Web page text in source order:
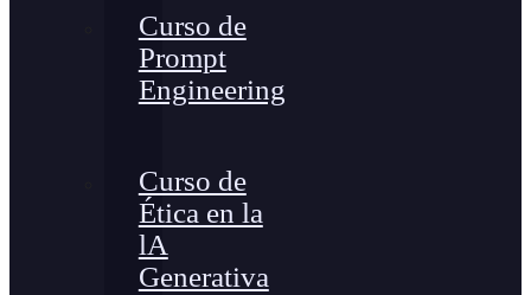
Curso de
Prompt
Engineering
Curso de
Ética en la
lA
Generativa